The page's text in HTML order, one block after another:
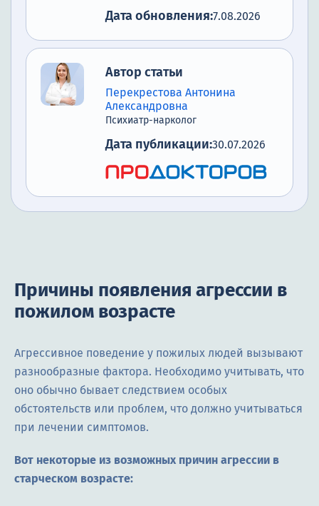
Дата обновления:7.08.2026
Автор статьи
Перекрестова Антонина
Александровна
Психиатр-нарколог
Дата публикации:30.07.2026
Причины появления агрессии в
пожилом возрасте
Агрессивное поведение у пожилых людей вызывают
разнообразные фактора. Необходимо учитывать, что
оно обычно бывает следствием особых
обстоятельств или проблем, что должно учитываться
при лечении симптомов.
Вот некоторые из возможных причин агрессии в
старческом возрасте: